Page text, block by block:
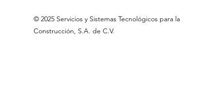
© 2025 Servicios y Sistemas Tecnológicos para la
Construcción, S.A. de C.V.